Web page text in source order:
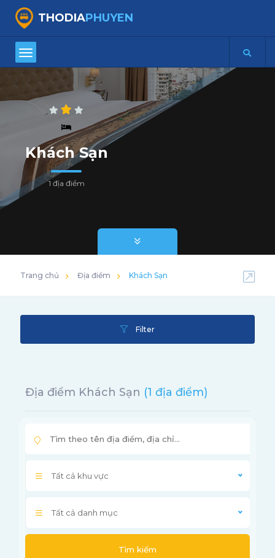
THODIAPHUYEN
Khách Sạn
1 địa điểm
Trang chủ Địa điểm Khách Sạn
Filter
Địa điểm Khách Sạn (1 địa điểm)
Tất cả khu vực
Tất cả danh mục
Tìm kiếm